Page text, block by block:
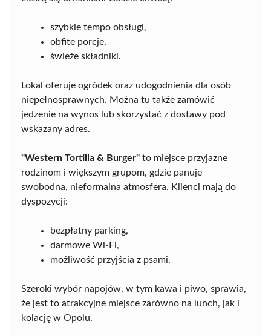
szybkie tempo obsługi,
obfite porcje,
świeże składniki.
Lokal oferuje ogródek oraz udogodnienia dla osób
niepełnosprawnych. Można tu także zamówić
jedzenie na wynos lub skorzystać z dostawy pod
wskazany adres.
"Western Tortilla & Burger" to miejsce przyjazne
rodzinom i większym grupom, gdzie panuje
swobodna, nieformalna atmosfera. Klienci mają do
dyspozycji:
bezpłatny parking,
darmowe Wi-Fi,
możliwość przyjścia z psami.
Szeroki wybór napojów, w tym kawa i piwo, sprawia,
że jest to atrakcyjne miejsce zarówno na lunch, jak i
kolację w Opolu.